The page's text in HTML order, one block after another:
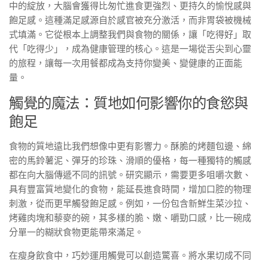
中的綻放，大腦會獲得比匆忙進食更強烈、更持久的愉悅感與
飽足感。這種滿足感源自於感官被充分激活，而非胃袋被機械
式填滿。它從根本上調整我們與食物的關係，讓「吃得好」取
代「吃得少」，成為健康管理的核心。這是一場從舌尖到心靈
的旅程，讓每一次用餐都成為支持你變美、變健康的正面能
量。
觸覺的魔法：質地如何影響你的食慾與
飽足
食物的質地遠比我們想像中更有影響力。酥脆的烤麵包邊、綿
密的馬鈴薯泥、彈牙的珍珠、滑順的優格，每一種獨特的觸感
都在向大腦傳遞不同的訊號。研究顯示，需要更多咀嚼次數、
具有豐富質地變化的食物，能延長進食時間，增加口腔的物理
刺激，從而更早觸發飽足感。例如，一份包含新鮮生菜沙拉、
烤雞肉塊和藜麥的碗，其多樣的脆、嫩、嚼勁口感，比一碗成
分單一的糊狀食物更能帶來滿足。
在瘦身飲食中，巧妙運用觸覺可以創造驚喜。將水果切成不同